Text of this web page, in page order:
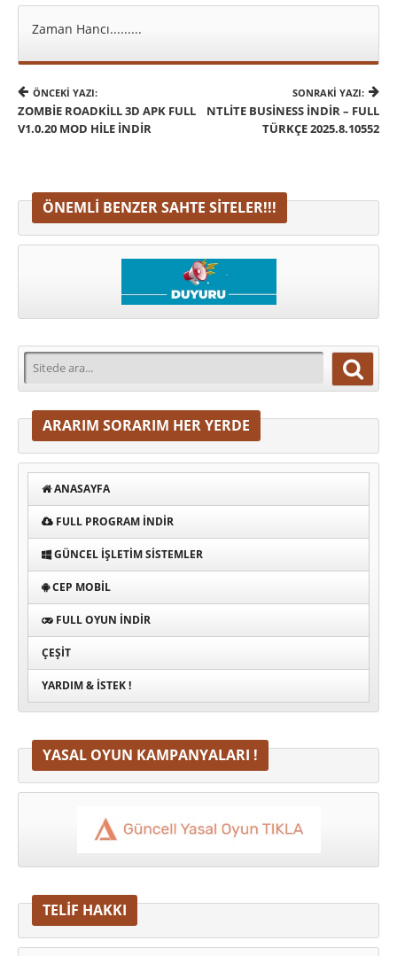
Zaman Hancı.........
ÖNCEKI YAZI:
ZOMBIE ROADKILL 3D APK FULL
V1.0.20 MOD HILE İNDIR
SONRAKI YAZI:
NTLITE BUSINESS İNDIR – FULL
TÜRKÇE 2025.8.10552
ÖNEMLI BENZER SAHTE SITELER!!!
ARARIM SORARIM HER YERDE
ANASAYFA
FULL PROGRAM INDIR
GÜNCEL İŞLETIM SISTEMLER
CEP MOBIL
FULL OYUN İNDIR
ÇEŞIT
YARDIM & İSTEK !
YASAL OYUN KAMPANYALARI !
TELİF HAKKI